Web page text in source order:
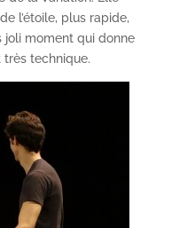
l’étoile, plus rapide,
joli moment qui donne
technique.